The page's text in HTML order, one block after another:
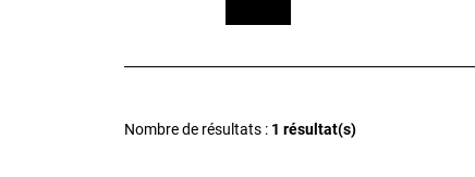
Nombre de résultats : 1 résultat(s)